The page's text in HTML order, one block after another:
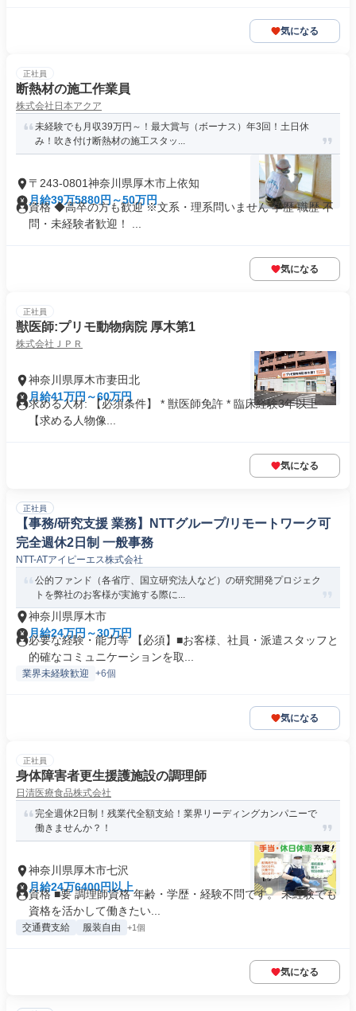
気になる
正社員
断熱材の施工作業員
株式会社日本アクア
未経験でも月収39万円～！最大賞与（ボーナス）年3回！土日休
み！吹き付け断熱材の施工スタッ...
〒243-0801神奈川県厚木市上依知
月給39万5880円～50万円
資格 ◆高卒の方も歓迎 ※文系・理系問いません 学歴 職歴 不
問・未経験者歓迎！ ...
気になる
正社員
獣医師:プリモ動物病院 厚木第1
株式会社ＪＰＲ
神奈川県厚木市妻田北
月給41万円～60万円
求める人材: 【必須条件】 * 獣医師免許 * 臨床経験3年以上
【求める人物像...
気になる
正社員
【事務/研究支援 業務】NTTグループ/リモートワーク可
完全週休2日制 一般事務
NTT-ATアイピーエス株式会社
公的ファンド（各省庁、国立研究法人など）の研究開発プロジェク
トを弊社のお客様が実施する際に...
神奈川県厚木市
月給24万円～30万円
必要な経験・能力等 【必須】■お客様、社員・派遣スタッフと
的確なコミュニケーションを取...
業界未経験歓迎 +6個
気になる
正社員
身体障害者更生援護施設の調理師
日清医療食品株式会社
完全週休2日制！残業代全額支給！業界リーディングカンパニーで
働きませんか？！
神奈川県厚木市七沢
月給24万6400円以上
資格 ■要 調理師資格 年齢・学歴・経験不問です。 未経験でも
資格を活かして働きたい...
交通費支給 服装自由 +1個
気になる